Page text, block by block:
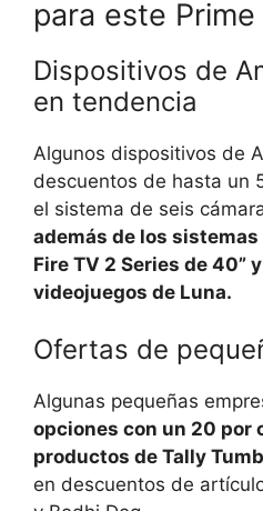
para este
Dispositivos de
en tendencia
Algunos dispositivos de
descuentos de hasta un
el sistema de seis
además de los
Fire TV 2 Series de 40”
videojuegos de Luna.
Ofertas de
Algunas pequeñas
opciones con un 20 por
productos de Tally
en descuentos de